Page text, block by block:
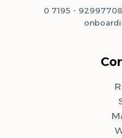
0 7195 -